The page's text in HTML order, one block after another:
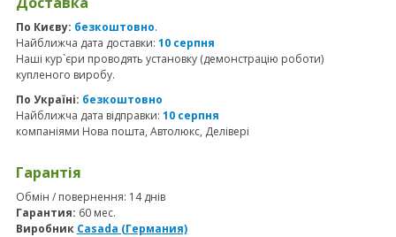
По Києву: безкоштовно.
Найближча дата доставки: 10 серпня
Наші кур`єри проводять установку (демонстрацію роботи)
купленого виробу.
По Україні: безкоштовно
Найближча дата відправки: 10 серпня
компаніями Нова пошта, Автолюкс, Делівері
Гарантія
Обмін / повернення: 14 днів
Гарантия: 60 мес.
Виробник Casada (Германия)